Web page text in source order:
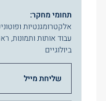
תחומי מחקר:
אלקטרומגנטיות
עבוד אותות ותמונות,
ביולוגיים
שליחת מייל